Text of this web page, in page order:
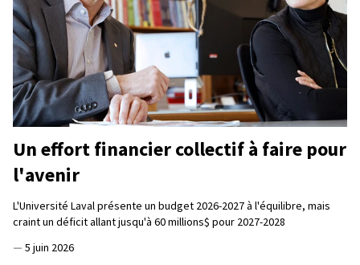
Un effort financier collectif à faire pour
l'avenir
L'Université Laval présente un budget 2026-2027 à l'équilibre, mais
craint un déficit allant jusqu'à 60 millions$ pour 2027-2028
— 5 juin 2026